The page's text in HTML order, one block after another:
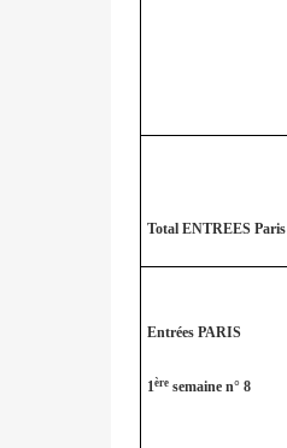
Total ENTREES Paris
Entrées PARIS
1èresemaine n° 8